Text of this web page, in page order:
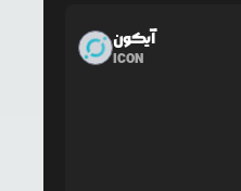
آیکون
ICON